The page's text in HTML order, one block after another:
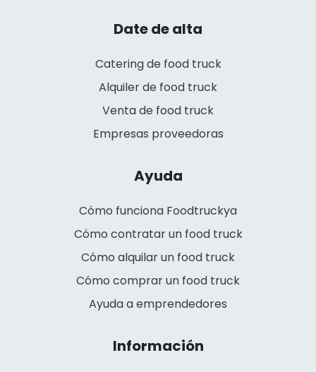
Date de alta
Catering de food truck
Alquiler de food truck
Venta de food truck
Empresas proveedoras
Ayuda
Cómo funciona Foodtruckya
Cómo contratar un food truck
Cómo alquilar un food truck
Cómo comprar un food truck
Ayuda a emprendedores
Información